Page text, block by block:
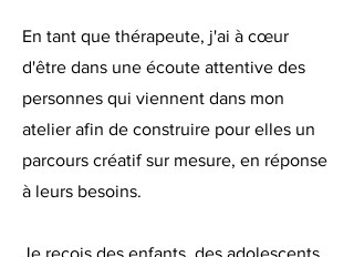
En tant que thérapeute, j'ai à cœur
d'être dans une écoute attentive des
personnes qui viennent dans mon
atelier afin de construire pour elles un
parcours créatif sur mesure, en réponse
à leurs besoins.
Je reçois des enfants, des adolescents